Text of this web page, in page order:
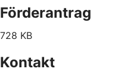
Förderantrag
728 KB
Kontakt